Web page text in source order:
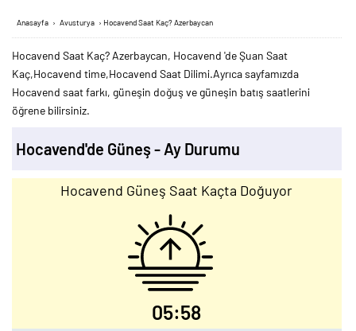
Anasayfa › Avusturya › Hocavend Saat Kaç? Azerbaycan
Hocavend Saat Kaç? Azerbaycan, Hocavend 'de Şuan Saat
Kaç,Hocavend time,Hocavend Saat Dilimi.Ayrıca sayfamızda
Hocavend saat farkı, güneşin doğuş ve güneşin batış saatlerini
öğrene bilirsiniz.
Hocavend'de Güneş - Ay Durumu
Hocavend Güneş Saat Kaçta Doğuyor
05:58